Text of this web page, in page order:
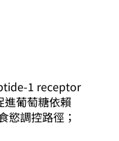
1 receptor
葡萄糖依賴
慾調控路徑；